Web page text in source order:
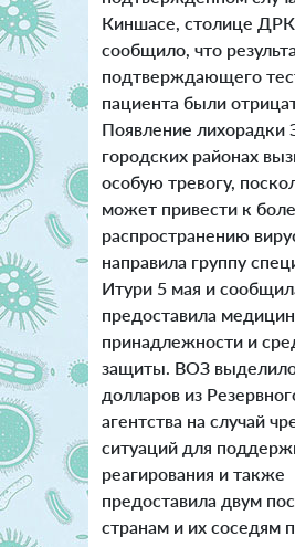
Киншасе, столице
сообщило, что
подтверждающего
пациента были
Появление лихорадки
городских районах
особую тревогу,
может привести к
распространению
направила группу
Итури 5 мая и
предоставила
принадлежности и
защиты. ВОЗ
долларов из
агентства на случай
ситуаций для
реагирования и также
предоставила двум
странам и их соседям